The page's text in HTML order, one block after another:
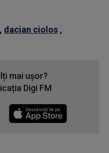
, dacian ciolos ,
mai ușor?
Digi FM